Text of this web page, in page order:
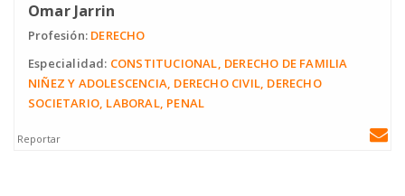
Omar Jarrin
Profesión: DERECHO
Especialidad: CONSTITUCIONAL, DERECHO DE FAMILIA
NIÑEZ Y ADOLESCENCIA, DERECHO CIVIL, DERECHO
SOCIETARIO, LABORAL, PENAL
Reportar